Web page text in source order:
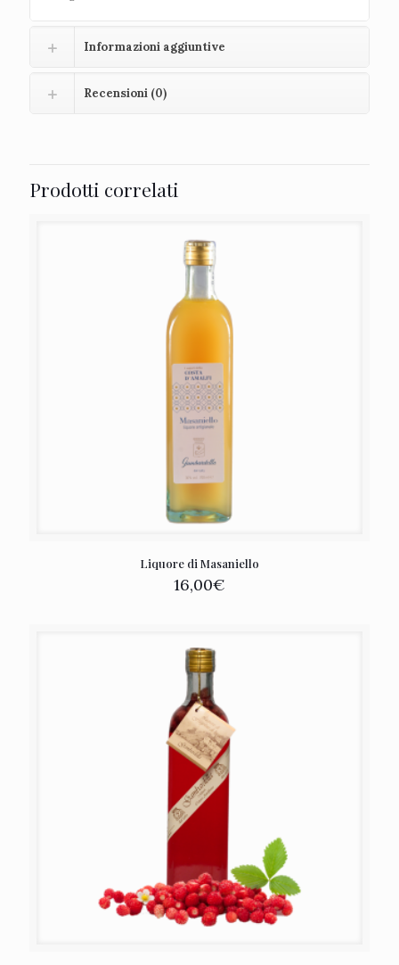
Informazioni aggiuntive
Recensioni (0)
Prodotti correlati
Liquore di Masaniello
16,00€